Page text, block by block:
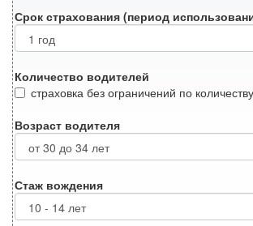
Срок страхования (период
Количество водителей
страховка без ограничений по
Возраст водителя
Стаж вождения